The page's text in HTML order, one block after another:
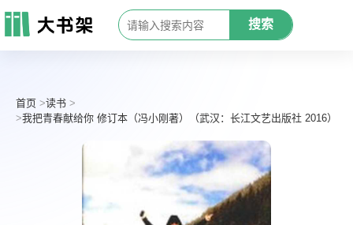
搜索
首页
读书
我把青春献给你 修订本（冯小刚著）（武汉：长江文艺出版社 2016）